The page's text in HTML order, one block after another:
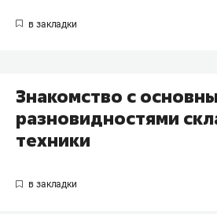
Знакомство с
разновидностями
техники